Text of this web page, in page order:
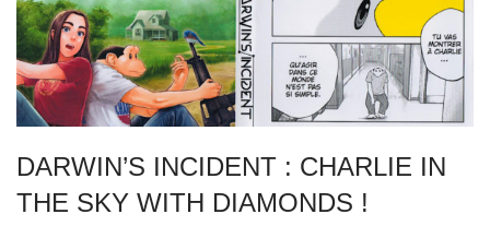
DARWIN’S INCIDENT : CHARLIE IN
THE SKY WITH DIAMONDS !